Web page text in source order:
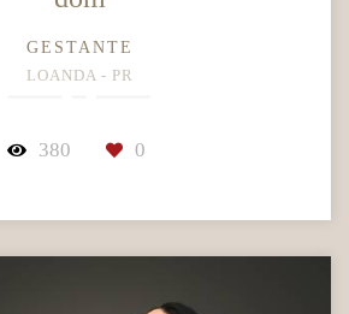
GESTANTE
LOANDA - PR
380 0